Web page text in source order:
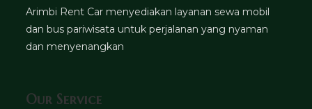
Arimbi Rent Car menyediakan layanan sewa mobil
dan bus pariwisata untuk perjalanan yang nyaman
dan menyenangkan
Our Service